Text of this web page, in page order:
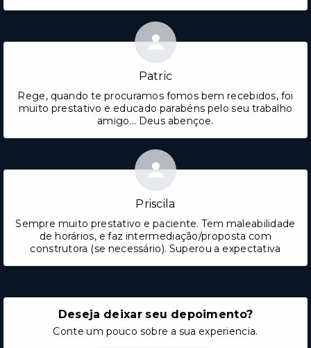
Patric
Rege, quando te procuramos fomos bem recebidos, foi
muito prestativo e educado parabéns pelo seu trabalho
amigo... Deus abençoe.
Priscila
Sempre muito prestativo e paciente. Tem maleabilidade
de horários, e faz intermediação/proposta com
construtora (se necessário). Superou a expectativa
Deseja deixar seu depoimento?
Conte um pouco sobre a sua experiencia.